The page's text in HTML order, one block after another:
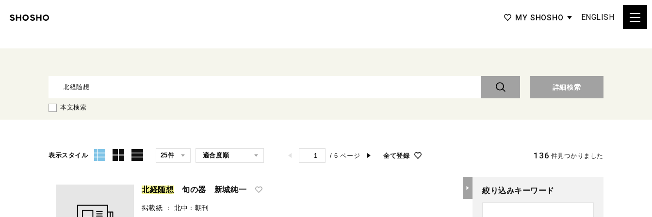
MY SHOSHO ENGLISH
詳細検索
本文検索
表示スタイル / 6 ページ 全て登録 136 件見つかりました
北経随想 旬の器 新城純一
掲載紙 ：
北中：朝刊
絞り込みキーワード